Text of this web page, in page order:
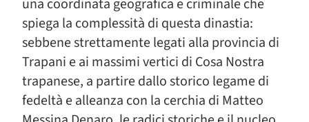
una coordinata geografica e criminale che
spiega la complessità di questa dinastia:
sebbene strettamente legati alla provincia di
Trapani e ai massimi vertici di Cosa Nostra
trapanese, a partire dallo storico legame di
fedeltà e alleanza con la cerchia di Matteo